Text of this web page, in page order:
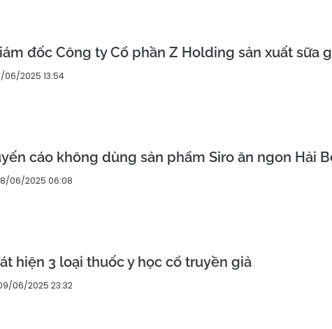
đốc Công ty Cổ phần Z Holding sản xuất sữa
06/2025 13:54
cáo không dùng sản phẩm Siro ăn ngon Hải
06/2025 06:08
hiện 3 loại thuốc y học cổ truyền giả
06/2025 23:32